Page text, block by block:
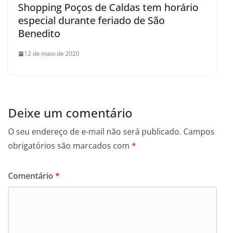
Shopping Poços de Caldas tem horário
especial durante feriado de São
Benedito
12 de maio de 2020
Deixe um comentário
O seu endereço de e-mail não será publicado. Campos
obrigatórios são marcados com *
Comentário *